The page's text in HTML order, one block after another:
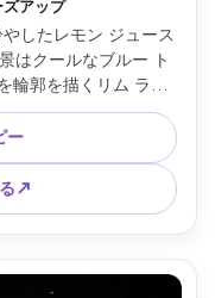
アップ
したレモン ジュース
はクールなブルー ト
輪郭を描くリム ライ
ール、Sony A7IV で
品写真、フォトリア
4:5
ー
↗